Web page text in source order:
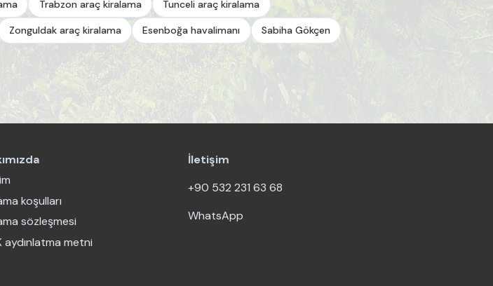
Trabzon araç kiralama Tunceli araç kiralama
Zonguldak araç kiralama Esenboğa havalimanı Sabiha Gökçen
koşulları
sözleşmesi
aydınlatma metni
İletişim
+90 532 231 63 68
WhatsApp